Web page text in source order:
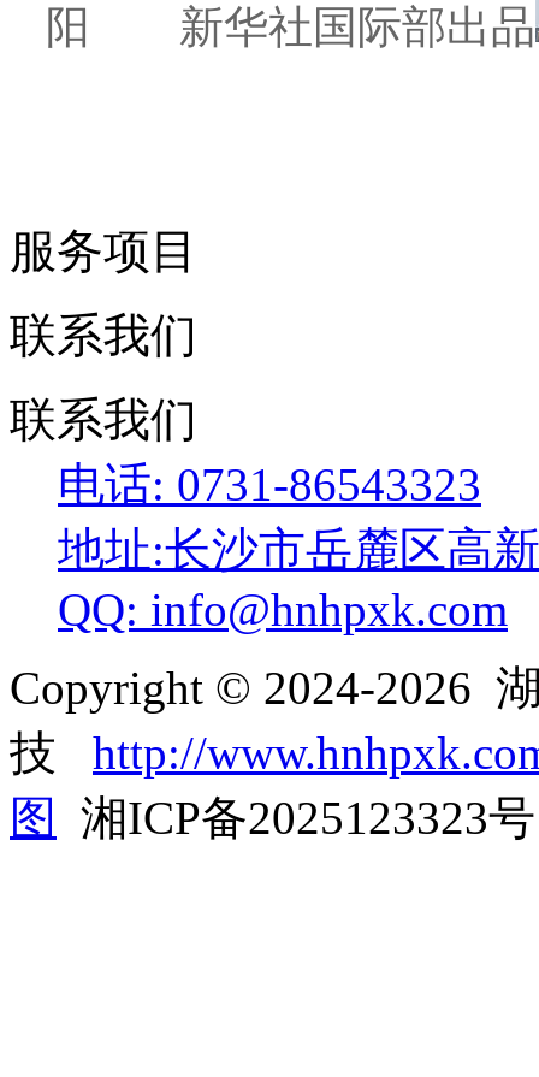
阳 新华社国际部出品
服务项目
联系我们
联系我们
电话: 0731-86543323
地址:长沙市岳麓区高
QQ: info@hnhpxk.com
Copyright © 2024-2026
技 http://
图
湘ICP备2025123323号